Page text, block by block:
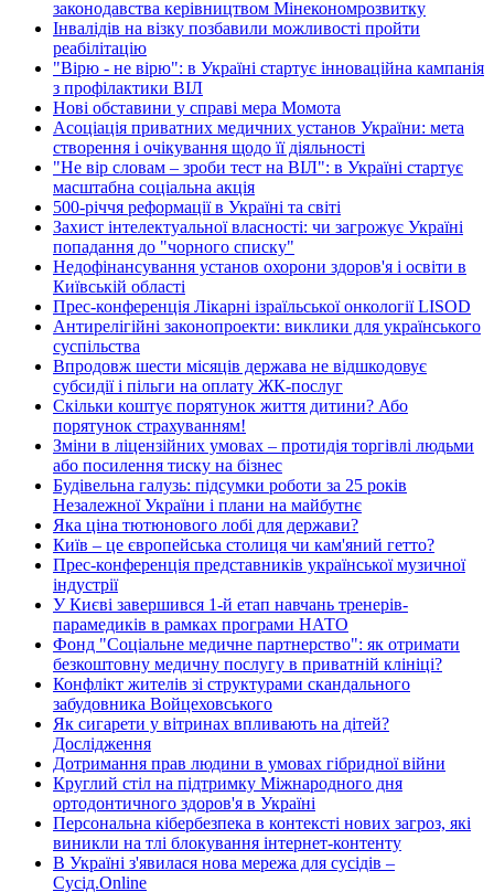
законодавства керівництвом Мінекономрозвитку
Інвалідів на візку позбавили можливості пройти
реабілітацію
"Вірю - не вірю": в Україні стартує інноваційна кампанія
з профілактики ВІЛ
Нові обставини у справі мера Момота
Асоціація приватних медичних установ України: мета
створення і очікування щодо її діяльності
"Не вір словам – зроби тест на ВІЛ": в Україні стартує
масштабна соціальна акція
500-річчя реформації в Україні та світі
Захист інтелектуальної власності: чи загрожує Україні
попадання до "чорного списку"
Недофінансування установ охорони здоров'я і освіти в
Київській області
Прес-конференція Лікарні ізраїльської онкології LISOD
Антирелігійні законопроекти: виклики для українського
суспільства
Впродовж шести місяців держава не відшкодовує
субсидії і пільги на оплату ЖК-послуг
Скільки коштує порятунок життя дитини? Або
порятунок страхуванням!
Зміни в ліцензійних умовах – протидія торгівлі людьми
або посилення тиску на бізнес
Будівельна галузь: підсумки роботи за 25 років
Незалежної України і плани на майбутнє
Яка ціна тютюнового лобі для держави?
Київ – це європейська столиця чи кам'яний гетто?
Прес-конференція представників української музичної
індустрії
У Києві завершився 1-й етап навчань тренерів-
парамедиків в рамках програми НАТО
Фонд "Соціальне медичне партнерство": як отримати
безкоштовну медичну послугу в приватній клініці?
Конфлікт жителів зі структурами скандального
забудовника Войцеховського
Як сигарети у вітринах впливають на дітей?
Дослідження
Дотримання прав людини в умовах гібридної війни
Круглий стіл на підтримку Міжнародного дня
ортодонтичного здоров'я в Україні
Персональна кібербезпека в контексті нових загроз, які
виникли на тлі блокування інтернет-контенту
В Україні з'явилася нова мережа для сусідів –
Сусід.Online